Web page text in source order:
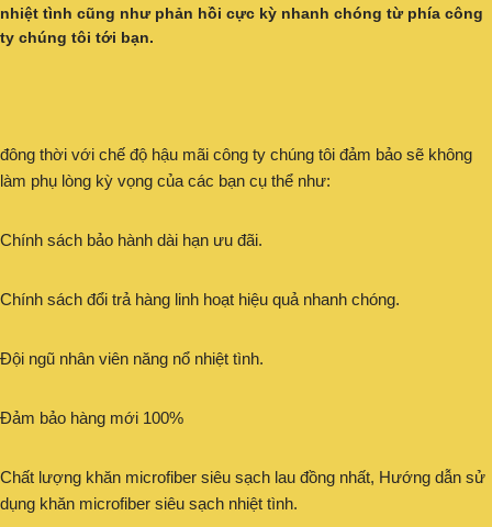
nhiệt tình cũng như phản hồi cực kỳ nhanh chóng từ phía công
ty chúng tôi tới bạn.
đông thời với chế độ hậu mãi công ty chúng tôi đảm bảo sẽ không
làm phụ lòng kỳ vọng của các bạn cụ thể như:
Chính sách bảo hành dài hạn ưu đãi.
Chính sách đổi trả hàng linh hoạt hiệu quả nhanh chóng.
Đội ngũ nhân viên năng nổ nhiệt tình.
Đảm bảo hàng mới 100%
Chất lượng khăn microfiber siêu sạch lau đồng nhất, Hướng dẫn sử
dụng khăn microfiber siêu sạch nhiệt tình.